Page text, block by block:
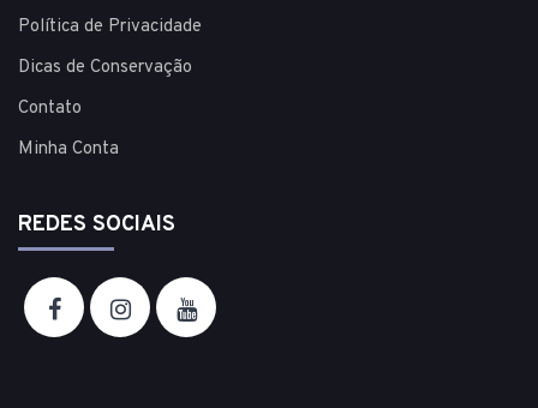
Política de Privacidade
Dicas de Conservação
Contato
Minha Conta
REDES SOCIAIS